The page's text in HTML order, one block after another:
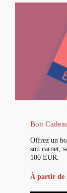
Bon
Offrez un
son carnet,
100 EUR.
À partir de